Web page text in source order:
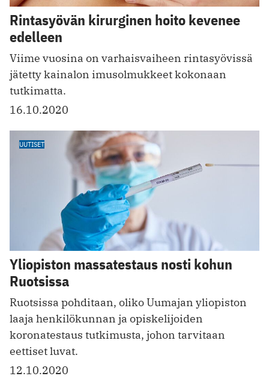
Rintasyövän kirurginen hoito kevenee
edelleen
Viime vuosina on varhaisvaiheen rintasyövissä
jätetty kainalon imusolmukkeet kokonaan
tutkimatta.
16.10.2020
UUTISET
Yliopiston massatestaus nosti kohun
Ruotsissa
Ruotsissa pohditaan, oliko Uumajan yliopiston
laaja henkilökunnan ja opiskelijoiden
koronatestaus tutkimusta, johon tarvitaan
eettiset luvat.
12.10.2020